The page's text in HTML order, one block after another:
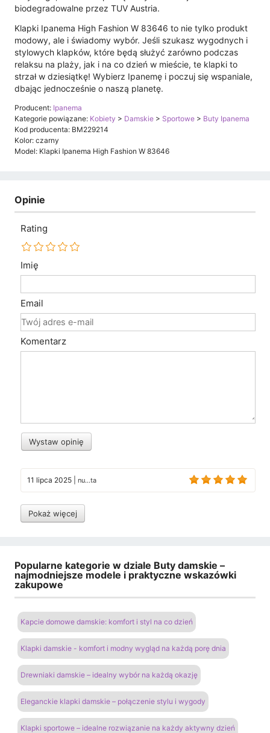
biodegradowalne przez TUV Austria.
Klapki Ipanema High Fashion W 83646 to nie tylko produkt
modowy, ale i świadomy wybór. Jeśli szukasz wygodnych i
stylowych klapków, które będą służyć zarówno podczas
relaksu na plaży, jak i na co dzień w mieście, te klapki to
strzał w dziesiątkę! Wybierz Ipanemę i poczuj się wspaniale,
dbając jednocześnie o naszą planetę.
Producent: Ipanema
Kategorie powiązane: Kobiety > Damskie > Sportowe > Buty Ipanema
Kod producenta: BM229214
Kolor: czarny
Model: Klapki Ipanema High Fashion W 83646
Opinie
Rating
Imię
Email
Komentarz
Wystaw opinię
11 lipca 2025 nu...ta
Pokaż więcej
Popularne kategorie w dziale Buty damskie –
najmodniejsze modele i praktyczne wskazówki
zakupowe
Kapcie domowe damskie: komfort i styl na co dzień
Klapki damskie - komfort i modny wygląd na każdą porę dnia
Drewniaki damskie – idealny wybór na każdą okazję
Eleganckie klapki damskie – połączenie stylu i wygody
Klapki sportowe – idealne rozwiązanie na każdy aktywny dzień